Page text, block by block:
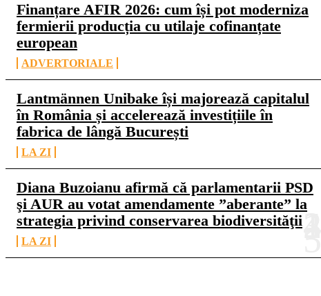
Finanțare AFIR 2026: cum își pot moderniza
fermierii producția cu utilaje cofinanțate
european
ADVERTORIALE
Lantmännen Unibake își majorează capitalul
în România și accelerează investițiile în
fabrica de lângă București
LA ZI
Diana Buzoianu afirmă că parlamentarii PSD
şi AUR au votat amendamente ”aberante” la
strategia privind conservarea biodiversităţii
LA ZI